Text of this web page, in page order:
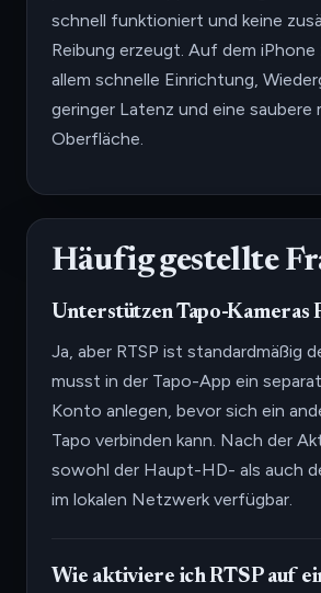
schnell funktioniert und keine
Reibung erzeugt. Auf dem iPhone
allem schnelle Einrichtung,
geringer Latenz und eine saubere
Oberfläche.
Häufig gestellte
Unterstützen Tapo-Kameras
Ja, aber RTSP ist standardmäßig
musst in der Tapo-App ein
Konto anlegen, bevor sich ein
Tapo verbinden kann. Nach der
sowohl der Haupt-HD- als auch
im lokalen Netzwerk verfügbar.
Wie aktiviere ich RTSP auf